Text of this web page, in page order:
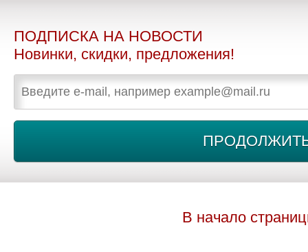
ПОДПИСКА НА НОВОСТИ
Новинки, скидки, предложения!
В начало